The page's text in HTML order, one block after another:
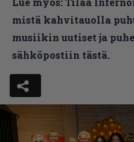
mistä kahvitauolla
musiikin uutiset ja
sähköpostiin tästä.